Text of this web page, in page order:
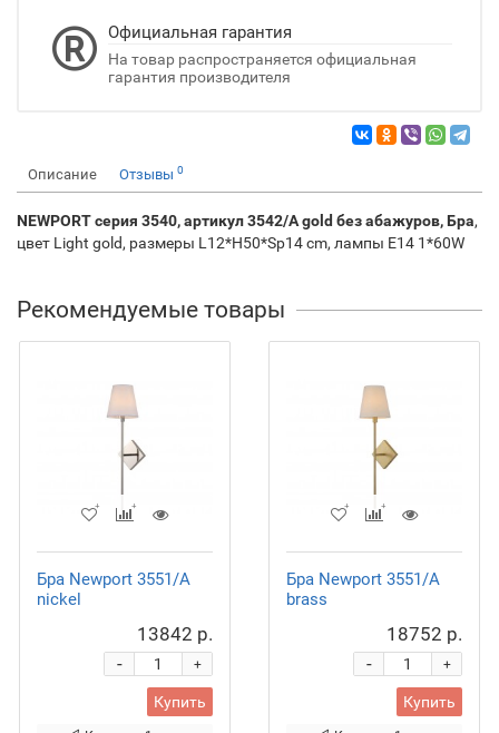
Официальная гарантия
На товар распространяется официальная
гарантия производителя
Описание Отзывы 0
NEWPORT серия 3540, артикул 3542/A gold без абажуров, Бра,
цвет Light gold, размеры L12*H50*Sp14 cm, лампы E14 1*60W
Рекомендуемые товары
Бра Newport 3551/A
nickel
13842 р.
+
-
Купить
Бра Newport 3551/A
brass
18752 р.
+
-
Купить